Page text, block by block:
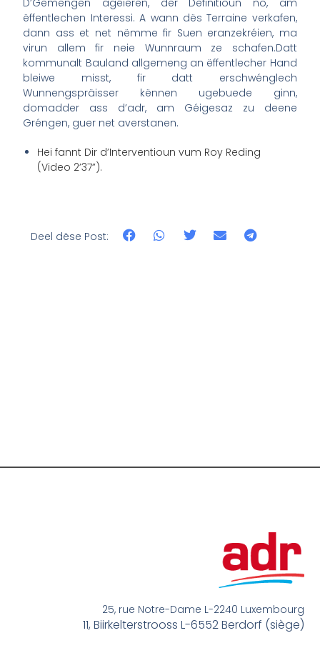
ëffentlechen Interessi. A wann dës Terraine verkafen,
dann ass et net nëmme fir Suen eranzekréien, ma
virun allem fir neie Wunnraum ze schafen.Datt
kommunalt Bauland allgemeng an ëffentlecher Hand
bleiwe misst, fir datt erschwénglech
Wunnengspräisser kënnen ugebuede ginn,
domadder ass d’adr, am Géigesaz zu deene
Gréngen, guer net averstanen.
Hei fannt Dir d’Interventioun vum Roy Reding
(Video 2’37”).
Deel dëse Post:
25, rue Notre-Dame L-2240 Luxembourg
11, Biirkelterstrooss L-6552 Berdorf (siège)